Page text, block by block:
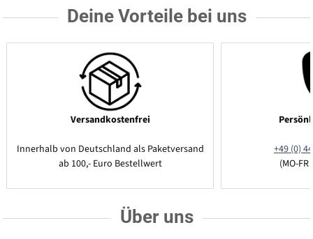
Deine Vorteile bei uns
Versandkostenfrei
Innerhalb von Deutschland als Paketversand
ab 100,- Euro Bestellwert
+49 (0)
(MO-
Über uns